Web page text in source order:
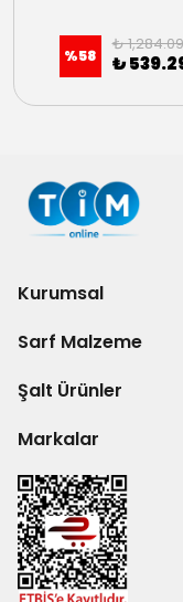
%58
₺ 1,284.09
₺
Kurumsal
Sarf Malzeme
Şalt Ürünler
Markalar